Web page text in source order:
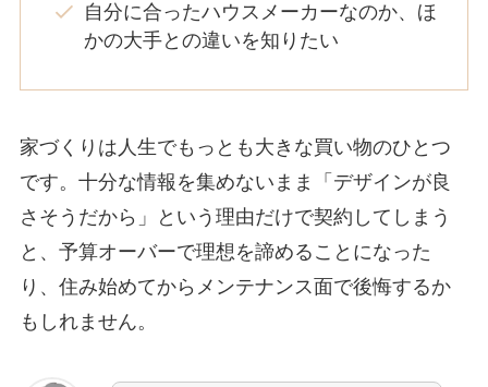
自分に合ったハウスメーカーなのか、ほ
かの大手との違いを知りたい
家づくりは人生でもっとも大きな買い物のひとつ
です。十分な情報を集めないまま「デザインが良
さそうだから」という理由だけで契約してしまう
と、予算オーバーで理想を諦めることになった
り、住み始めてからメンテナンス面で後悔するか
もしれません。